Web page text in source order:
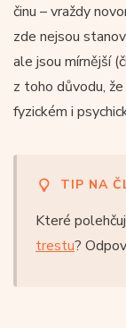
činu – vraždy
zde nejsou
ale jsou mírnější
z toho důvodu,
fyzickém i
TIP NA
Které
trestu?